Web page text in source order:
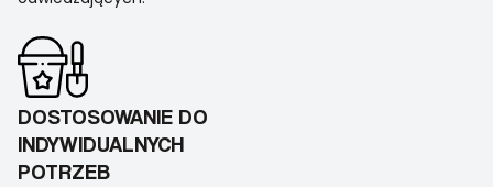
DOSTOSOWANIE DO
INDYWIDUALNYCH
POTRZEB